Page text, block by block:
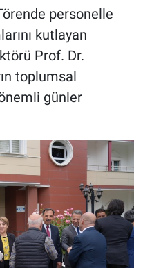
personelle
kutlayan
Prof. Dr.
toplumsal
günler